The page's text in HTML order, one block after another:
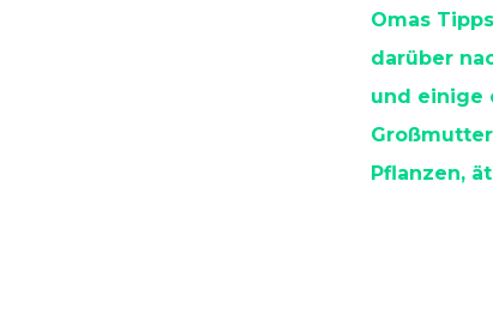
Omas
darüber
und einige
Pflanzen,